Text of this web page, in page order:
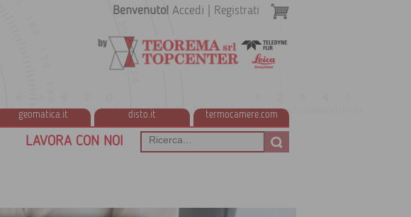
geomatica.it disto.it termocamere.com
Benvenuto! Accedi Registrati
LAVORA CON NOI